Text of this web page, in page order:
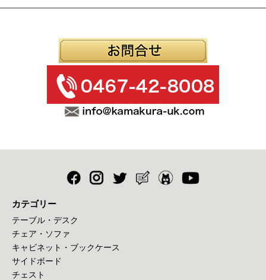
カテゴリー
テーブル・デスク
チェア・ソファ
キャビネット・ブックケース
サイドボード
チェスト